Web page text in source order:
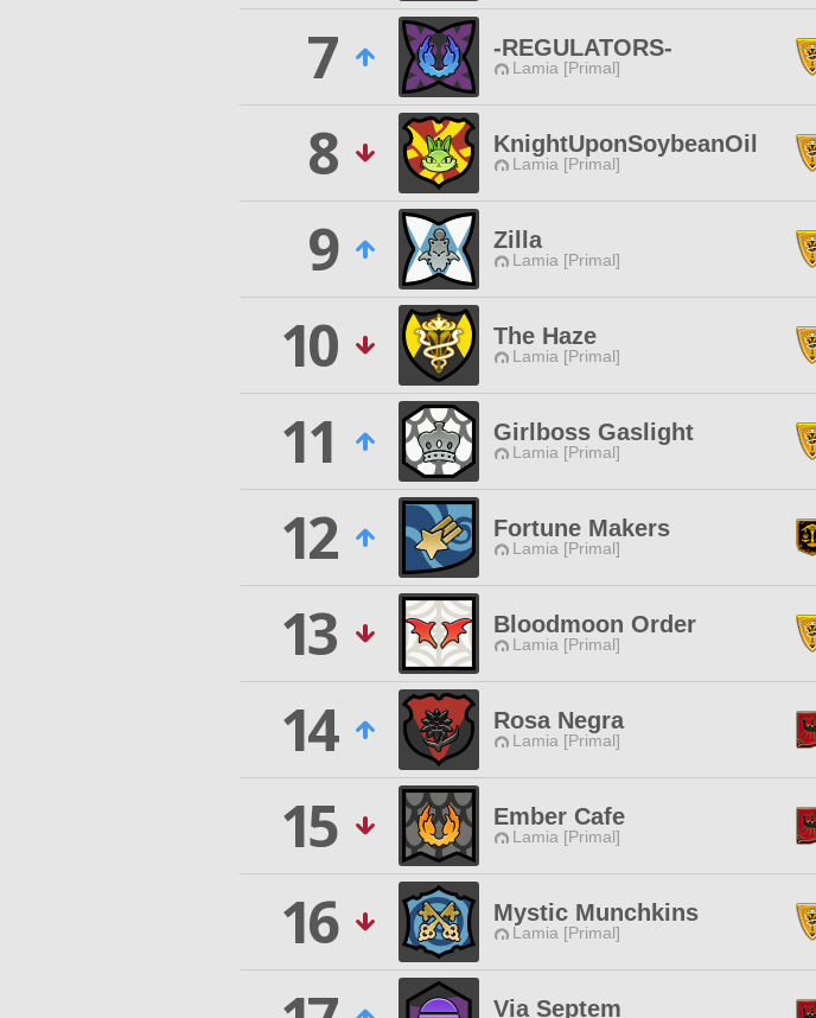
7
-REGULATORS-
Lamia [Primal]
8
KnightUponSoybeanOil
Lamia [Primal]
9
Zilla
Lamia [Primal]
10
The Haze
Lamia [Primal]
11
Girlboss Gaslight
Lamia [Primal]
12
Fortune Makers
Lamia [Primal]
13
Bloodmoon Order
Lamia [Primal]
14
Rosa Negra
Lamia [Primal]
15
Ember Cafe
Lamia [Primal]
16
Mystic Munchkins
Lamia [Primal]
Via Septem